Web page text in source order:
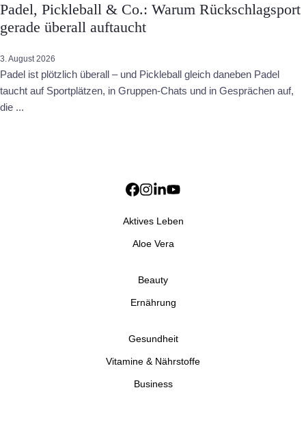
Padel, Pickleball & Co.: Warum Rückschlagsport
gerade überall auftaucht
3. August 2026
Padel ist plötzlich überall – und Pickleball gleich daneben Padel
taucht auf Sportplätzen, in Gruppen-Chats und in Gesprächen auf,
die ...
Aktives Leben
Aloe Vera
Beauty
Ernährung
Gesundheit
Vitamine & Nährstoffe
Business